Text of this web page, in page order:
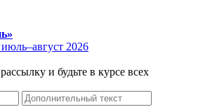
2026
и будьте в курсе всех